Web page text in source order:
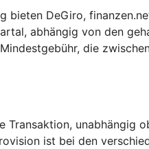
bieten DeGiro,
abhängig von den
die
unabhängig
ist bei den